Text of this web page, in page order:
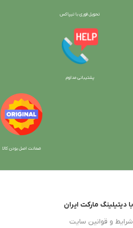
تحویل فوری با تیپاکس
پشتیبانی مداوم
ضمانت اصل بودن کالا
با دیتیلینگ مارکت ایران
شرایط و قوانین سایت